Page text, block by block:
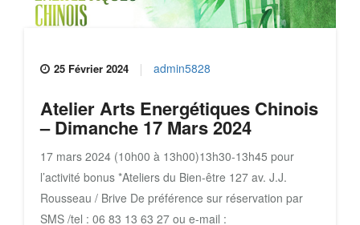
25 Février 2024 admin5828
Atelier Arts Energétiques Chinois
– Dimanche 17 Mars 2024
17 mars 2024 (10h00 à 13h00)13h30-13h45 pour
l’activité bonus *Ateliers du Bien-être 127 av. J.J.
Rousseau / Brive De préférence sur réservation par
SMS /tel : 06 83 13 63 27 ou e-mail :